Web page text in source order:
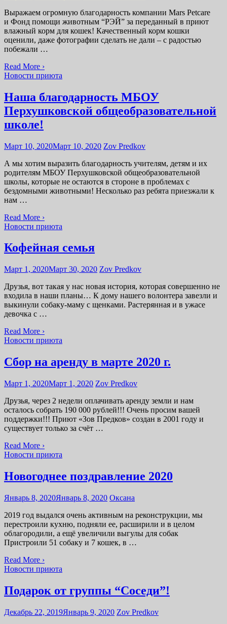
Выражаем огромную благодарность компании Mars Petcare
и Фонд помощи животным “РЭЙ” за переданный в приют
влажный корм для кошек! Качественный корм кошки
оценили, даже фотографии сделать не дали – с радостью
побежали …
Read More ›
Новости приюта
Наша благодарность МБОУ
Перхушковской общеобразовательной
школе!
Март 10, 2020Март 10, 2020 Zov Predkov
А мы хотим выразить благодарность учителям, детям и их
родителям МБОУ Перхушковской общеобразовательной
школы, которые не остаются в стороне в проблемах с
бездомными животными! Несколько раз ребята приезжали к
нам …
Read More ›
Новости приюта
Кофейная семья
Март 1, 2020Март 30, 2020 Zov Predkov
Друзья, вот такая у нас новая история, которая совершенно не
входила в наши планы… К дому нашего волонтера завезли и
выкинули собаку-маму с щенками. Растерянная и в ужасе
девочка с …
Read More ›
Новости приюта
Сбор на аренду в марте 2020 г.
Март 1, 2020Март 1, 2020 Zov Predkov
Друзья, через 2 недели оплачивать аренду земли и нам
осталось собрать 190 000 рублей!!! Очень просим вашей
поддержки!!! Приют «Зов Предков» создан в 2001 году и
существует только за счёт …
Read More ›
Новости приюта
Новогоднее поздравление 2020
Январь 8, 2020Январь 8, 2020 Оксана
2019 год выдался очень активным на реконструкции, мы
перестроили кухню, подняли ее, расширили и в целом
облагородили, а ещё увеличили выгулы для собак
Пристроили 51 собаку и 7 кошек, в …
Read More ›
Новости приюта
Подарок от группы “Соседи”!
Декабрь 22, 2019Январь 9, 2020 Zov Predkov